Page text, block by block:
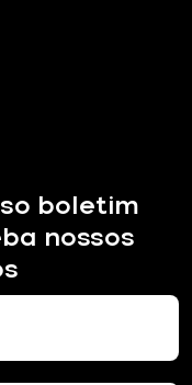
boletim
nossos